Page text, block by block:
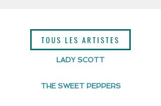
Cats au Festival 100%
TOUS LES ARTISTES
LADY SCOTT
THE SWEET PEPPERS